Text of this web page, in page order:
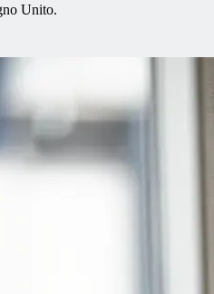
Unito.